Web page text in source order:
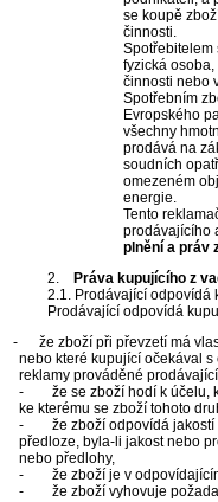
se koupě
činnosti.
Spotřebitelem
fyzická
činnosti nebo
Spotřebním
Evropského
všechny
prodává na
soudních
omezeném
energie.
Tento
prodávajícího
plnění a práv
2.
Práva kupujícího z
2.1. Prodávající odpovídá
Prodávající odpovídá
že zboží při převzetí má
nebo které kupující očekával
reklamy prováděné
- že se zboží hodí k účelu,
ke kterému se zboží tohoto
- že zboží odpovídá jakostí
předloze, byla-li jakost nebo
nebo předlohy,
- že zboží je v odpovídajícím
- že zboží vyhovuje